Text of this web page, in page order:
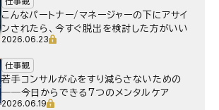
こんなパートナー/マネージャーの下にアサイ
ンされたら、今すぐ脱出を検討した方がいい
2026.06.23
仕事観
若手コンサルが心をすり減らさないための
──今日からできる7つのメンタルケア
2026.06.19